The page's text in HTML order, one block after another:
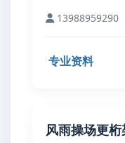
13988959290
专业资料
风雨操场更